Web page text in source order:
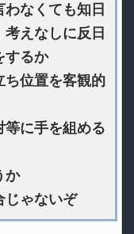
なくても知日
えなしに反日
するか
ち位置を客観的
等に手を組める
か
じゃないぞ